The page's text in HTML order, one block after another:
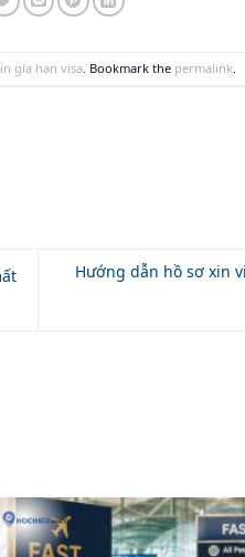
gia hạn visa . Bookmark the permalink
Hướng dẫn hồ sơ xin